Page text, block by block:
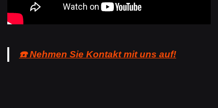
☎️ Nehmen Sie Kontakt mit uns auf!